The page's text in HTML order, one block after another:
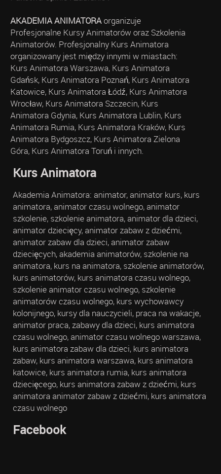
AKADEMIA ANIMATORAorganizuje
Profesjonalne Kursy Animatorów oraz Szkolenia
Animatorów. Profesjonalny Kurs Animatora
organizowany jest między innymi w miastach:
Kurs Animatora Warszawa, Kurs Animatora
Gdańsk, Kurs Animatora Poznań, Kurs Animatora
Katowice, Kurs Animatora Łódź, Kurs Animatora
Wrocław, Kurs Animatora Szczecin, Kurs
Animatora Gdynia, Kurs Animatora Lublin, Kurs
Animatora Rumia, Kurs Animatora Kraków, Kurs
Animatora Bydgoszcz, Kurs Animatora Zielona
Góra, Kurs Animatora Toruń i innych.
Kurs Animatora
Akademia Animatora: animator, animator kurs, kurs
animatora, animator czasu wolnego, animator
szkolenie, szkolenie animatora, animator dla dzieci,
animator dziecięcy, animator zabaw z dziećmi,
animator zabaw dla dzieci, animator zabaw
dziecięcych, akademia animatorów, szkolenie na
animatora, kurs na animatora, szkolenie animatorów,
kurs animatorów, kurs animatora czasu wolnego,
szkolenie animator czasu wolnego, szkolenie
animatorów czasu wolnego, kurs wychowawcy
kolonijnego, kursy dla nauczycieli, praca na wakacje,
animator praca, zabawy dla dzieci, kurs animatora
czasu wolnego, animator czasu wolnego warszawa,
kurs animatora zabaw dla dzieci, kurs animatora
zabaw, kurs animatora warszawa, kurs animatora
katowice, kurs animatora rumia, kurs animatora
dziecięcego, kurs animatora zabaw z dziećmi, kurs
animatora animator zabaw z dziećmi, kurs animatora
czasu wolnego
Facebook